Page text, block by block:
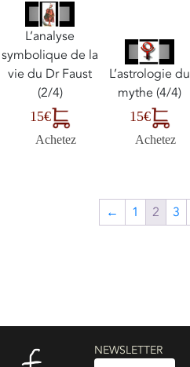
L’analyse
symbolique de la
vie du Dr Faust
(2/4)
15€
Achetez
L’astrologie du
mythe (4/4)
15€
Achetez
← 1 2 3
NEWSLETTER